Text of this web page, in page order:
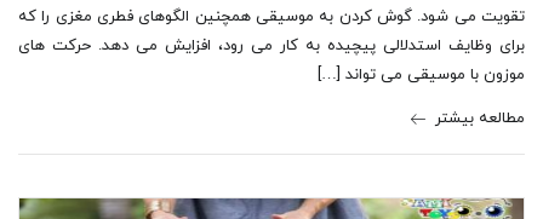
تقویت می شود. گوش کردن به موسیقی همچنین الگوهای فطری مغزی را که
برای وظایف استدلالی پیچیده به کار می رود، افزایش می دهد. حرکت های
موزون با موسیقی می تواند […]
مطالعه بیشتر